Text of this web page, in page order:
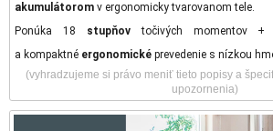
akumulátorom v ergonomicky tvarovanom tele.
Ponúka 18 stupňovtočivých momentov
a kompaktné ergonomické prevedenie s nízkou
(vyhradzujeme si právo meniť tieto popisy a
upozornenia)